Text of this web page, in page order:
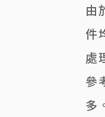
由
件
處
參
多